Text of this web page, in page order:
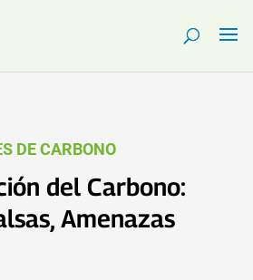
DE CARBONO
del Carbono:
Amenazas